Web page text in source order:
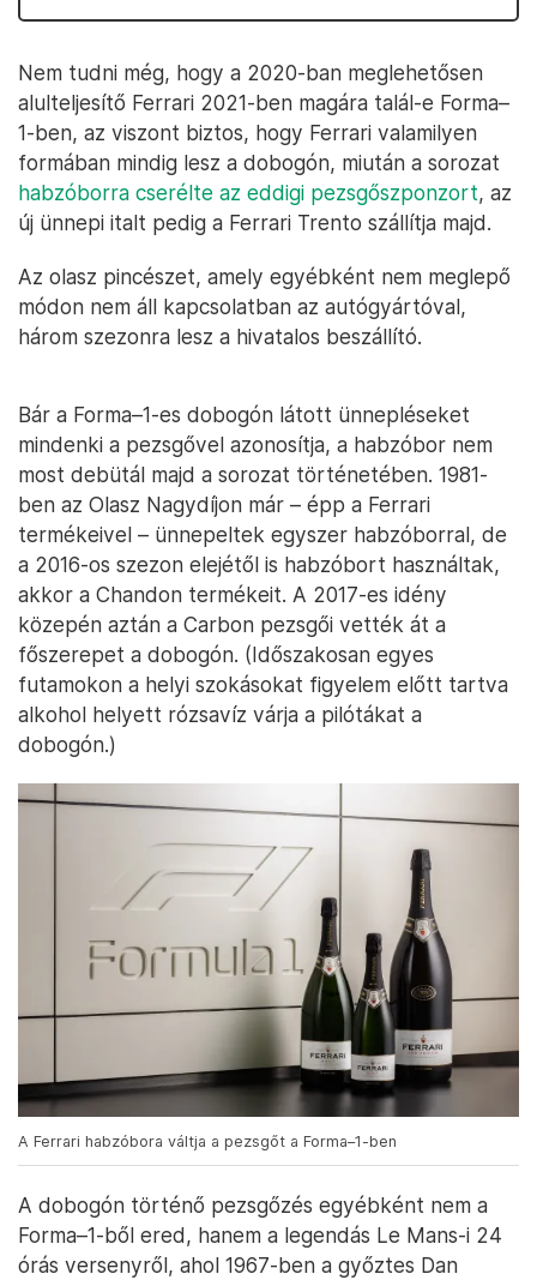
Nem tudni még, hogy a 2020-ban meglehetősen
alulteljesítő Ferrari 2021-ben magára talál-e Forma–
1-ben, az viszont biztos, hogy Ferrari valamilyen
formában mindig lesz a dobogón, miután a sorozat
habzóborra cserélte az eddigi pezsgőszponzort, az
új ünnepi italt pedig a Ferrari Trento szállítja majd.
Az olasz pincészet, amely egyébként nem meglepő
módon nem áll kapcsolatban az autógyártóval,
három szezonra lesz a hivatalos beszállító.
Bár a Forma–1-es dobogón látott ünnepléseket
mindenki a pezsgővel azonosítja, a habzóbor nem
most debütál majd a sorozat történetében. 1981-
ben az Olasz Nagydíjon már – épp a Ferrari
termékeivel – ünnepeltek egyszer habzóborral, de
a 2016-os szezon elejétől is habzóbort használtak,
akkor a Chandon termékeit. A 2017-es idény
közepén aztán a Carbon pezsgői vették át a
főszerepet a dobogón. (Időszakosan egyes
futamokon a helyi szokásokat figyelem előtt tartva
alkohol helyett rózsavíz várja a pilótákat a
dobogón.)
A Ferrari habzóbora váltja a pezsgőt a Forma–1-ben
A dobogón történő pezsgőzés egyébként nem a
Forma–1-ből ered, hanem a legendás Le Mans-i 24
órás versenyről, ahol 1967-ben a győztes Dan